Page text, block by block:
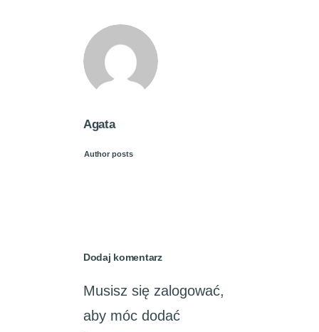
Agata
Author posts
Dodaj komentarz
Musisz się zalogować,
aby móc dodać